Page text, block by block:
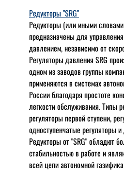
Редукторы "SRG"
Редукторы (или иными
предназначены для
давлением, независимо от
Регуляторы давления SRG
одном из заводов группы
применяются в системах
России благодаря простоте
легкости обслуживания. Типы
регуляторы первой ступени,
одноступенчатые регуляторы
Редукторы от "SRG" обладют
стабильностью в работе и
всей цепи автономной